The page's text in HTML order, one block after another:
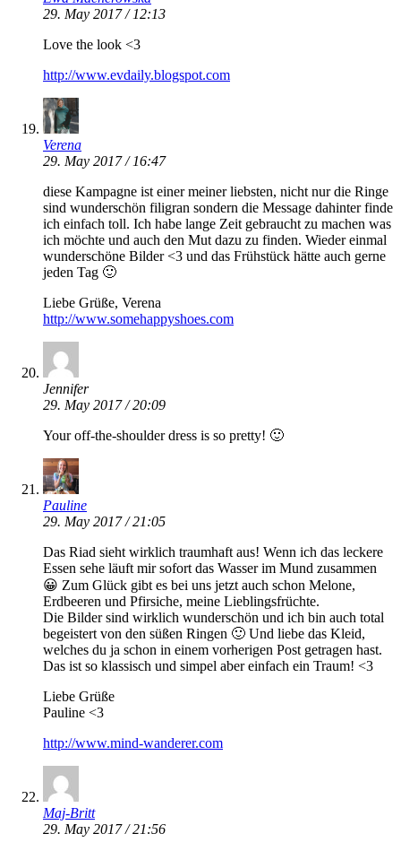
29. May 2017 / 12:13
Love the look <3
http://www.evdaily.blogspot.com
Verena
29. May 2017 / 16:47
diese Kampagne ist einer meiner liebsten, nicht nur die Ringe
sind wunderschön filigran sondern die Message dahinter finde
ich einfach toll. Ich habe lange Zeit gebraucht zu machen was
ich möchte und auch den Mut dazu zu finden. Wieder einmal
wunderschöne Bilder <3 und das Frühstück hätte auch gerne
jeden Tag 🙂
Liebe Grüße, Verena
http://www.somehappyshoes.com
Jennifer
29. May 2017 / 20:09
Your off-the-shoulder dress is so pretty! 🙂
Pauline
29. May 2017 / 21:05
Das Riad sieht wirklich traumhaft aus! Wenn ich das leckere
Essen sehe läuft mir sofort das Wasser im Mund zusammen
😀 Zum Glück gibt es bei uns jetzt auch schon Melone,
Erdbeeren und Pfirsiche, meine Lieblingsfrüchte.
Die Bilder sind wirklich wunderschön und ich bin auch total
begeistert von den süßen Ringen 🙂 Und liebe das Kleid,
welches du ja schon in einem vorherigen Post getragen hast.
Das ist so klassisch und simpel aber einfach ein Traum! <3
Liebe Grüße
Pauline <3
http://www.mind-wanderer.com
Maj-Britt
29. May 2017 / 21:56